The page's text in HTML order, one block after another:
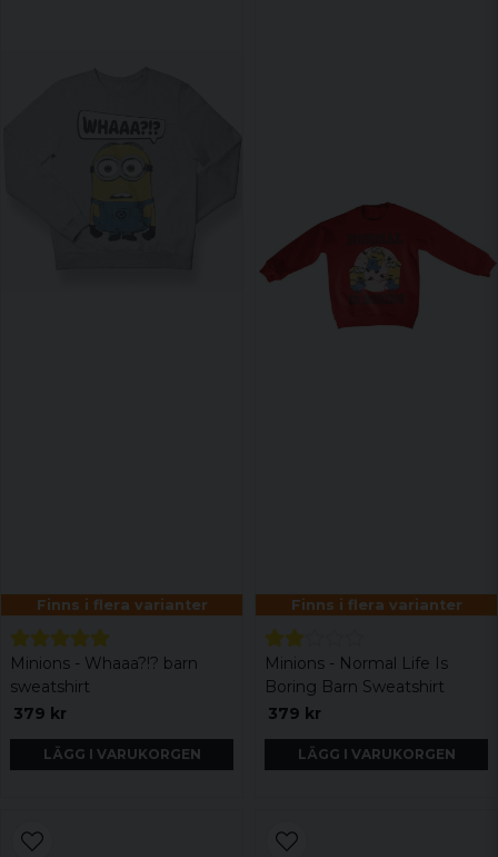
Finns i flera varianter
Minions - Whaaa?!? barn
sweatshirt
379 kr
LÄGG I VARUKORGEN
Finns i flera varianter
Minions - Normal Life Is
Boring Barn Sweatshirt
379 kr
LÄGG I VARUKORGEN